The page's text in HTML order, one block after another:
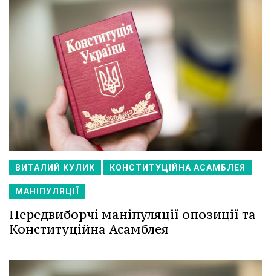
ВИТАЛИЙ КУЛИК КОНСТИТУЦІЙНА АСАМБЛЕЯ
МАНІПУЛЯЦІЇ
Передвиборчі маніпуляції опозиції та
Конституційна Асамблея